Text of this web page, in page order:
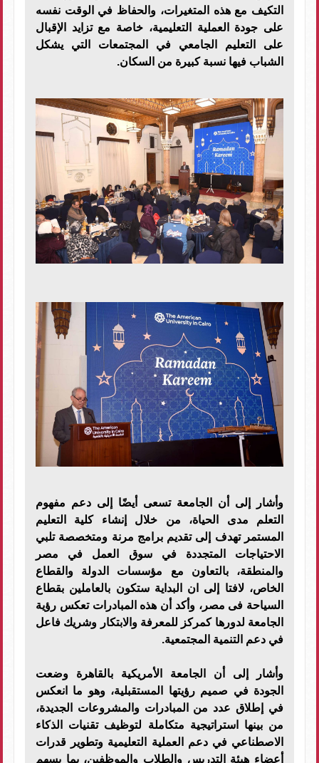
التكيف مع هذه المتغيرات، والحفاظ في الوقت نفسه
على جودة العملية التعليمية، خاصة مع تزايد الإقبال
على التعليم الجامعي في المجتمعات التي يشكل
الشباب فيها نسبة كبيرة من السكان.
وأشار إلى أن الجامعة تسعى أيضًا إلى دعم مفهوم
التعلم مدى الحياة، من خلال إنشاء كلية التعليم
المستمر تهدف إلى تقديم برامج مرنة ومتخصصة تلبي
الاحتياجات المتجددة في سوق العمل في مصر
والمنطقة، بالتعاون مع مؤسسات الدولة والقطاع
الخاص، لافتا إلى ان البداية ستكون بالعاملين بقطاع
السياحة فى مصر، وأكد أن هذه المبادرات تعكس رؤية
الجامعة لدورها كمركز للمعرفة والابتكار وشريك فاعل
في دعم التنمية المجتمعية.
وأشار إلى أن الجامعة الأمريكية بالقاهرة وضعت
الجودة في صميم رؤيتها المستقبلية، وهو ما انعكس
في إطلاق عدد من المبادرات والمشروعات الجديدة،
من بينها استراتيجية متكاملة لتوظيف تقنيات الذكاء
الاصطناعي في دعم العملية التعليمية وتطوير قدرات
أعضاء هيئة التدريس والطلاب والموظفين، بما يسهم